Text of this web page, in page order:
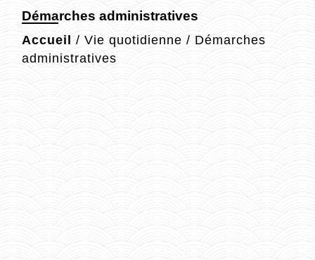
Démarches administratives
Accueil / Vie quotidienne / Démarches
administratives